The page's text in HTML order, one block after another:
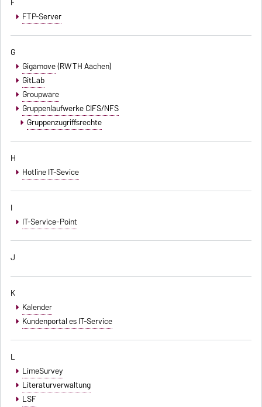
FTP-Server
G
Gigamove(RWTH Aachen)
GitLab
Groupware
Gruppenlaufwerke CIFS/NFS
Gruppenzugriffsrechte
H
Hotline IT-Sevice
I
IT-Service-Point
J
K
Kalender
Kundenportal es IT-Service
L
LimeSurvey
Literaturverwaltung
LSF